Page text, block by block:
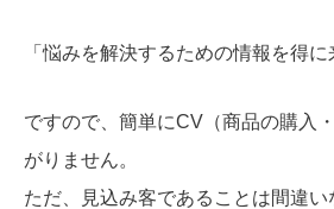
「悩みを解決するための情報を得に
ですので、簡単にCV（商品の購入
がりません。
ただ、見込み客であることは間違